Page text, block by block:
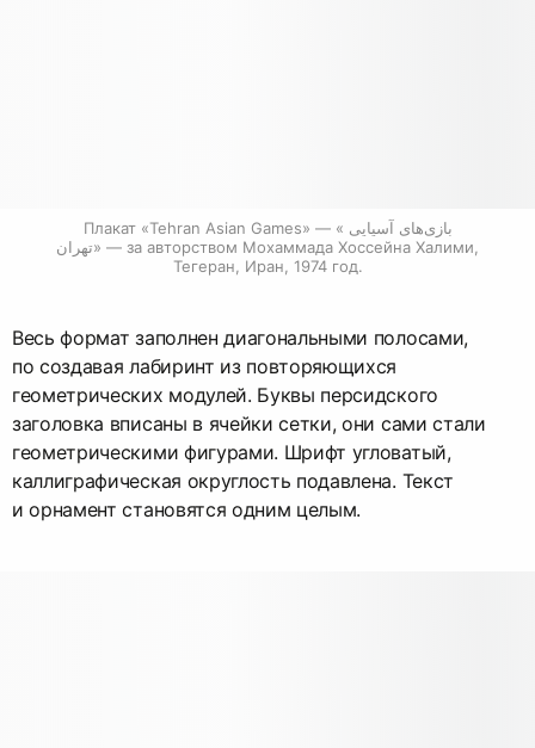
Плакат «Tehran Asian Games» — «بازی‌های آسیایی
تهران» — за авторством Мохаммада Хоссейна Халими,
Тегеран, Иран, 1974 год.
Весь формат заполнен диагональными полосами,
по создавая лабиринт из повторяющихся
геометрических модулей. Буквы персидского
заголовка вписаны в ячейки сетки, они сами стали
геометрическими фигурами. Шрифт угловатый,
каллиграфическая округлость подавлена. Текст
и орнамент становятся одним целым.